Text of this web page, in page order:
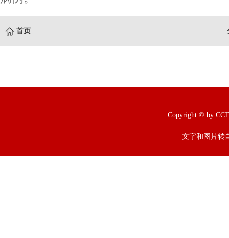
首页
Copyright © by
文字和图片转